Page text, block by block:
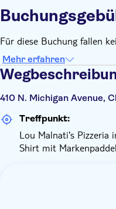
Für diese Buchung fallen
Mehr erfahren
410 N. Michigan Avenue,
Treffpunkt:
Lou Malnati's Pizzeria
Shirt mit